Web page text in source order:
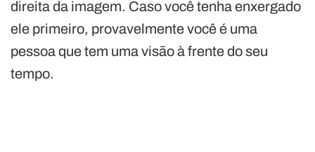
direita da imagem. Caso você tenha enxergado
ele primeiro, provavelmente você é uma
pessoa que tem uma visão à frente do seu
tempo.